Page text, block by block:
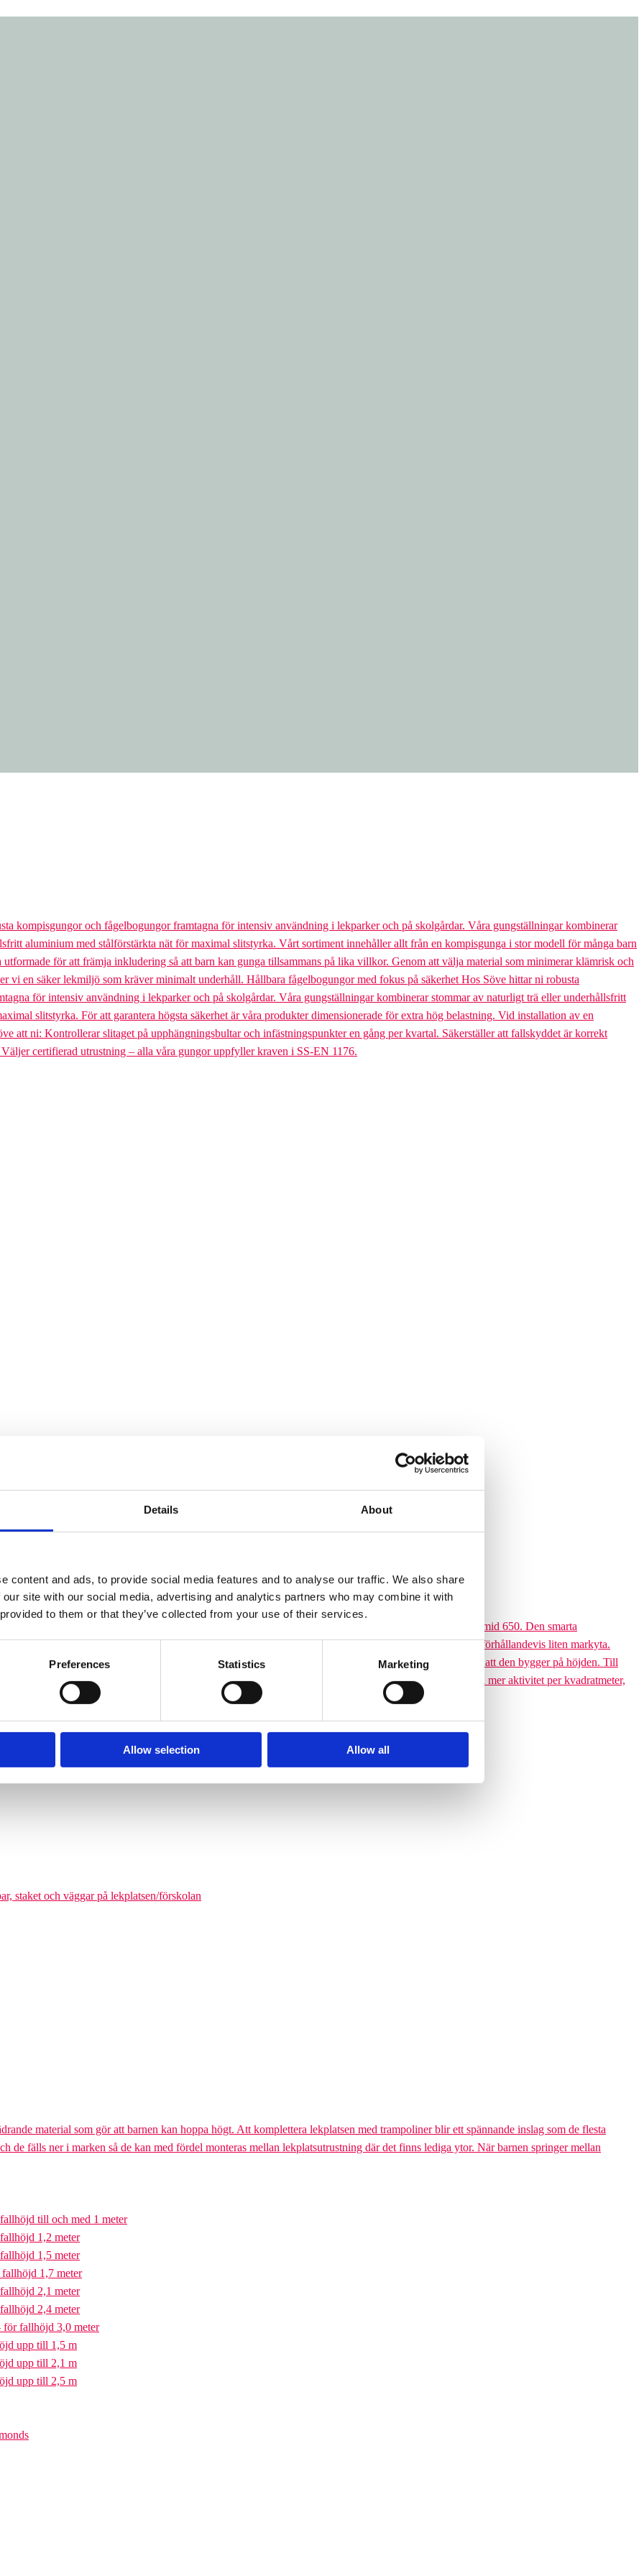
Details About
content and ads, to provide social media features and to analyse our traffic. We also share
site with our social media, advertising and analytics partners who may combine it with
to them or that they’ve collected from your use of their services.
Preferences Statistics Marketing
Allow selection Allow all
kompisgungor och fågelbogungor framtagna för intensiv användning i lekparker och på skolgårdar. Våra gungställningar kombinerar
aluminium med stålförstärkta nät för maximal slitstyrka. Vårt sortiment innehåller allt från en kompisgunga i stor modell för många barn
för att främja inkludering så att barn kan gunga tillsammans på lika villkor. Genom att välja material som minimerar klämrisk och
vi en säker lekmiljö som kräver minimalt underhåll. Hållbara fågelbogungor med fokus på säkerhet Hos Söve hittar ni robusta
för intensiv användning i lekparker och på skolgårdar. Våra gungställningar kombinerar stommar av naturligt trä eller underhållsfritt
slitstyrka. För att garantera högsta säkerhet är våra produkter dimensionerade för extra hög belastning. Vid installation av en
att ni: Kontrollerar slitaget på upphängningsbultar och infästningspunkter en gång per kvartal. Säkerställer att fallskyddet är korrekt
certifierad utrustning – alla våra gungor uppfyller kraven i SS-EN 1176.
finns i flera storlekar, från tre meters höjd upp till den 6,5 meter höga Climbing pyramid 650. Läs mer...
klätterpyramider finns i flera storlekar, från tre meters höjd upp till den 6,5 meter höga Climbing pyramid 650. Den smarta
barn från cirka 6 år och uppåt att klättra på en och samma gång. Dessutom tar klätterpyramiden upp en förhållandevis liten markyta.
med en diameter på cirka 9–14,5 meter. Det som gör klätterpyramiden till ett yteffektivt val är att den bygger på höjden. Till
större plats, maximerar nätstrukturen antalet användare på ytan. Ni får plats med betydligt fler barn och mer aktivitet per kvadratmeter,
och kommunala parker.
där man kan förena leken med matematikutmaningar
staket och väggar på lekplatsen/förskolan
material som gör att barnen kan hoppa högt. Att komplettera lekplatsen med trampoliner blir ett spännande inslag som de flesta
de fälls ner i marken så de kan med fördel monteras mellan lekplatsutrustning där det finns lediga ytor. När barnen springer mellan
till och med 1 meter
1,2 meter
1,5 meter
1,7 meter
2,1 meter
2,4 meter
för fallhöjd 3,0 meter
upp till 1,5 m
upp till 2,1 m
upp till 2,5 m